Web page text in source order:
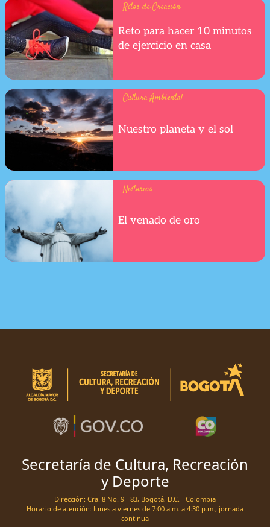
Retos de Creación
Reto para hacer 10 minutos
de ejercicio en casa
Cultura Ambiental
Nuestro planeta y el sol
Historias
El venado de oro
Secretaría de Cultura, Recreación
y Deporte
Dirección: Cra. 8 No. 9 - 83, Bogotá, D.C. - Colombia
Horario de atención: lunes a viernes de 7:00 a.m. a 4:30 p.m., jornada
continua